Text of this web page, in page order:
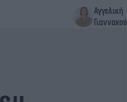
Αγγελική
Γιαννακού